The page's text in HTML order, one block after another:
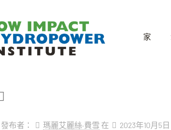
家
發布者： 瑪麗艾麗絲·費雪 在 2023年10月5日